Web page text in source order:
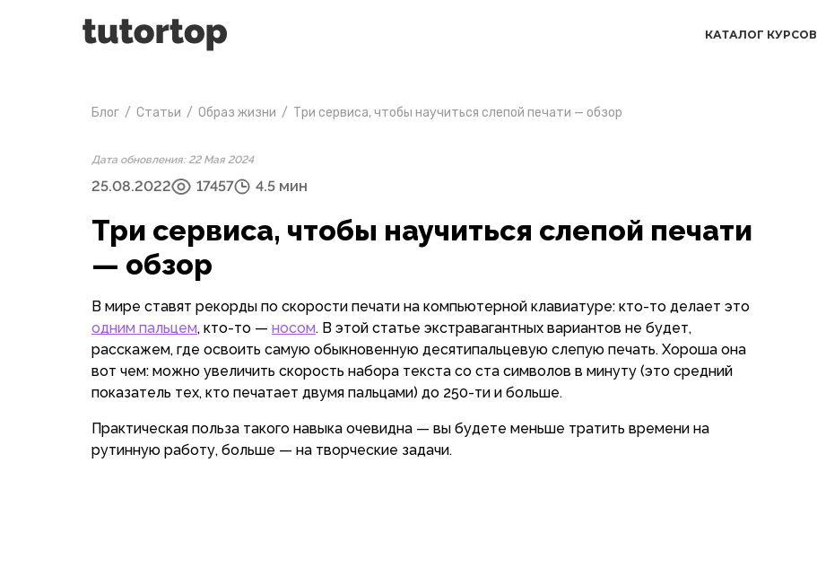
КАТАЛОГ КУРСОВ
Блог / Статьи / Образ жизни / Три сервиса, чтобы научиться слепой печати — обзор
Дата обновления: 22 Мая 2024
25.08.2022 17457 4.5 мин
Три сервиса, чтобы научиться слепой печати
— обзор
В мире ставят рекорды по скорости печати на компьютерной клавиатуре: кто-то делает это
одним пальцем, кто-то — носом. В этой статье экстравагантных вариантов не будет,
расскажем, где освоить самую обыкновенную десятипальцевую слепую печать. Хороша она
вот чем: можно увеличить скорость набора текста со ста символов в минуту (это средний
показатель тех, кто печатает двумя пальцами) до 250-ти и больше.
Практическая польза такого навыка очевидна — вы будете меньше тратить времени на
рутинную работу, больше — на творческие задачи.